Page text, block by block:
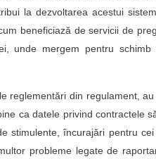
la dezvoltarea acestui
beneficiază de servicii de
unde mergem pentru
reglementări din regulament,
ca datele privind contractele
stimulente, încurajări pentru
probleme legate de